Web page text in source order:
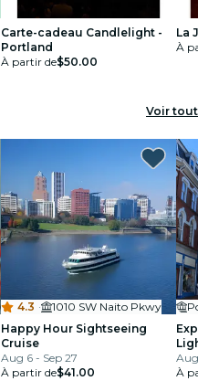
Carte-cadeau Candlelight -
Portland
À partir de$50.00
La
À
Voir tout
4.3 ·
1010 SW Naito Pkwy
Happy Hour Sightseeing
Cruise
Aug 6 - Sep 27
À partir de$41.00
À